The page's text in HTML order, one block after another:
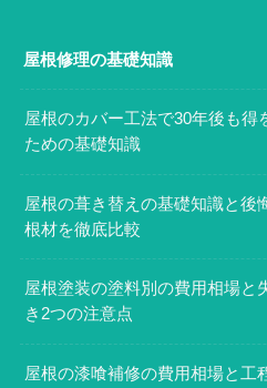
屋根修理の基礎知識
屋根のカバー工法で30年後も得
ための基礎知識
屋根の葺き替えの基礎知識と後
根材を徹底比較
屋根塗装の塗料別の費用相場と
き2つの注意点
屋根の漆喰補修の費用相場と工